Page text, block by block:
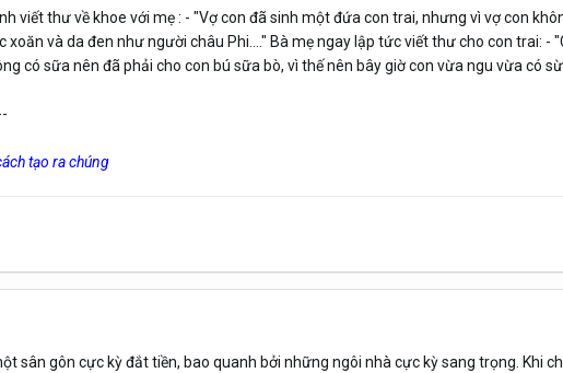
viết thư về khoe với mẹ : - "Vợ con đã sinh một đứa con trai, nhưng vì vợ con
xoăn và da đen như người châu Phi...." Bà mẹ ngay lập tức viết thư cho con trai:
có sữa nên đã phải cho con bú sữa bò, vì thế nên bây giờ con vừa ngu vừa có
tạo ra chúng
sân gôn cực kỳ đắt tiền, bao quanh bởi những ngôi nhà cực kỳ sang trọng. Khi